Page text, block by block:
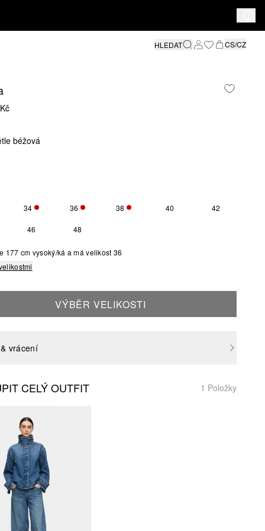
HLEDAT CS/CZ
béžová
34ZBÝVÁ POUZE 1
36ZBÝVÁ POUZE 1
38ZBÝVÁ POUZE 2
40 42
46 48
177 cm vysoký/ká a má velikost 36
VÝBĚR VELIKOSTI
vrácení
CELÝ OUTFIT 1 Položky